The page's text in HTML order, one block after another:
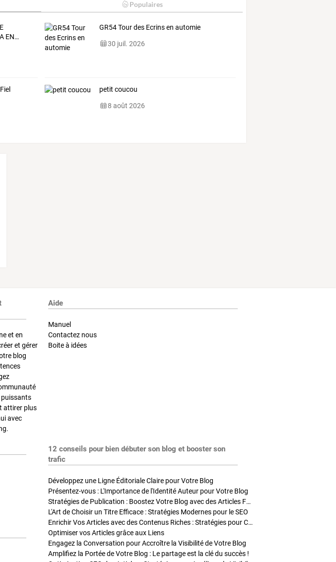
Populaires
EN…
GR54 Tour des Ecrins en automie
30 juil. 2026
petit coucou
8 août 2026
et en
et gérer
blog
puissants
attirer plus
avec
Aide
Manuel
Contactez nous
Boite à idées
12 conseils pour bien débuter son blog et booster son
trafic
Développez une Ligne Éditoriale Claire pour Votre Blog
Présentez-vous : L'Importance de l'Identité Auteur pour Votre Blog
Stratégies de Publication : Boostez Votre Blog avec des Articles Fréquents et Exclusifs
L'Art de Choisir un Titre Efficace : Stratégies Modernes pour le SEO
Enrichir Vos Articles avec des Contenus Riches : Stratégies pour Captiver et Optimiser
Optimiser vos Articles grâce aux Liens
Engagez la Conversation pour Accroître la Visibilité de Votre Blog
Amplifiez la Portée de Votre Blog : Le partage est la clé du succès !